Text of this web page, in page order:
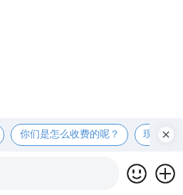
你们是怎么收费的呢？ 现在有